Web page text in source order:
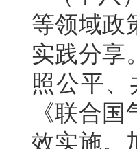
等领域政
实践分享
照公平
《联合
效实施。